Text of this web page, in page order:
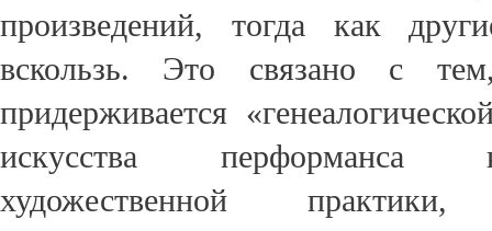
произведений, тогда как
вскользь. Это связано с
придерживается
искусства перформанса
художественной